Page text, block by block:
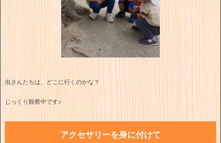
虫さんたちは、どこに行くのかな？
じっくり観察中です♪
アクセサリーを身に付けて